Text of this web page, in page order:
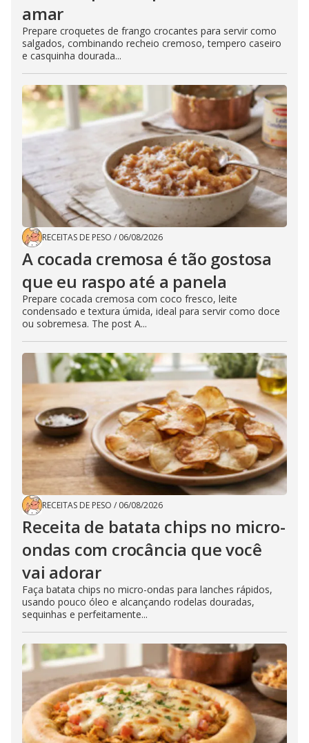
amar
Prepare croquetes de frango crocantes para servir como
salgados, combinando recheio cremoso, tempero caseiro
e casquinha dourada...
RECEITAS DE PESO / 06/08/2026
A cocada cremosa é tão gostosa
que eu raspo até a panela
Prepare cocada cremosa com coco fresco, leite
condensado e textura úmida, ideal para servir como doce
ou sobremesa. The post A...
RECEITAS DE PESO / 06/08/2026
Receita de batata chips no micro-
ondas com crocância que você
vai adorar
Faça batata chips no micro-ondas para lanches rápidos,
usando pouco óleo e alcançando rodelas douradas,
sequinhas e perfeitamente...